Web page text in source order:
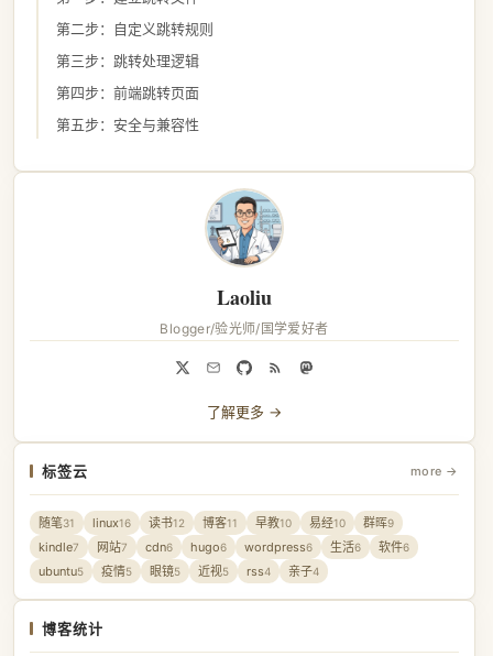
Laoliu
Blogger/验光师/国学爱好者
了解更多 →
标签云 more →
随笔31 linux16 读书12 博客11 早教10 易经10 群晖9
kindle7 网站7 cdn6 hugo6 wordpress6 生活6 软件6
ubuntu5 疫情5 眼镜5 近视5 rss4 亲子4
博客统计
第二步：自定义跳转规则
第三步：跳转处理逻辑
第四步：前端跳转页面
第五步：安全与兼容性